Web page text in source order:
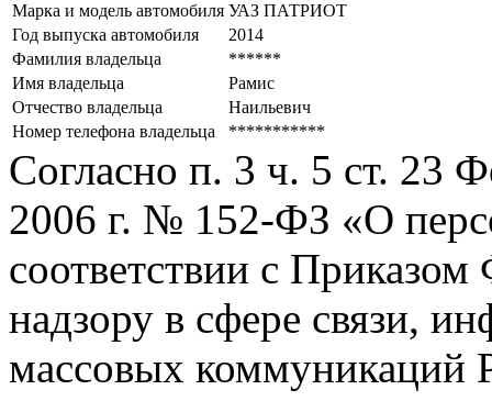
Марка и модель автомобиля УАЗ ПАТРИОТ
Год выпуска автомобиля
2014
Фамилия владельца
******
Имя владельца
Рамис
Отчество владельца
Наильевич
Номер телефона владельца
***********
Согласно п. 3 ч. 5 ст. 23
2006 г. № 152-ФЗ «О
соответствии с
надзору в сфере связи,
массовых коммуникаций